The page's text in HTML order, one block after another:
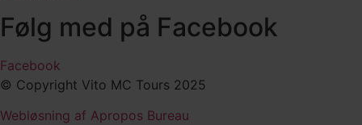
Følg med på Facebook
Facebook
© Copyright Vito MC Tours 2025
Webløsning af Apropos Bureau